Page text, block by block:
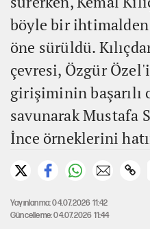
böyle bir ihtimalden
öne sürüldü.
çevresi, Özgür
girişiminin başarılı
savunarak Mustafa
İnce örneklerini
Yayınlanma: 04.07.2026 11:42
Güncelleme: 04.07.2026 11:44